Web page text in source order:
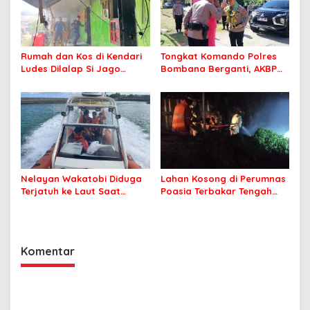
Rumah dan Kos di Kendari
Ludes Dilalap Si Jago
Tongkat Komando Polres
Bombana Berganti, AKBP
Kepolisian Bombana
Nelayan Wakatobi Diduga
Terjatuh ke Laut Saat
Lahan Kosong di Perumnas
Poasia Terbakar Tengah
Komentar